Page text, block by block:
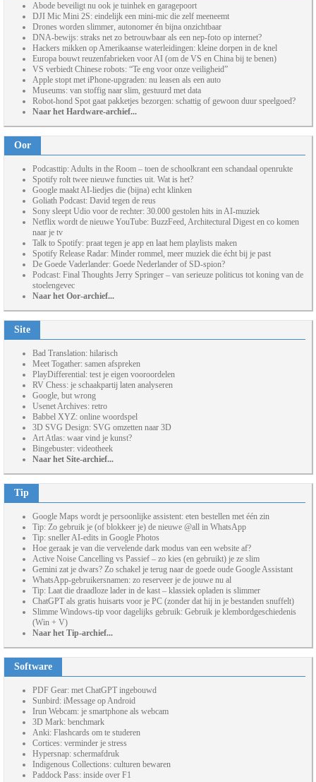
Abode beveiligt nu ook je tuinhek en garagepoort
DJI Mic Mini 2S: eindelijk een mini-mic die zelf meeneemt
Drones worden slimmer, autonomer én bijna onzichtbaar
DNA-bewijs: straks net zo betrouwbaar als een nep-foto op internet?
Hackers mikken op Amerikaanse waterleidingen: kleine dorpen in de knel
Europa bouwt reuzenfabrieken voor AI (om de VS en China bij te benen)
VS verbiedt Chinese robots: “Te eng voor onze veiligheid”
Apple stopt met iPhone-upgraden: nu leasen als een auto
Museums: van stoffig naar slim, gestuurd met data
Robot-hond Spot gaat pakketjes bezorgen: schattig of gewoon duur speelgoed?
Naar het Hardware-archief...
Oor
Podcasttip: Adults in the Room – toen de schoolkrant een schandaal openrukte
Spotify rolt twee nieuwe functies uit. Wat is het?
Google maakt AI-liedjes die (bijna) echt klinken
Goliath Podcast: David tegen de reus
Sony sleept Udio voor de rechter: 30.000 gestolen hits in AI-muziek
Netflix wordt de nieuwe YouTube: BuzzFeed, Architectural Digest en co komen
naar je tv
Talk to Spotify: praat tegen je app en laat hem playlists maken
Spotify Release Radar: Minder rommel, meer muziek die écht bij je past
De Goede Vaderlander: Goede Nederlander of SD-spion?
Podcast: Final Thoughts Jerry Springer – van serieuze politicus tot koning van de
stoelengevec
Naar het Oor-archief...
Site
Bad Translation: hilarisch
Meet Togather: samen afspreken
PlayDifferential: test je eigen vooroordelen
RV Chess: je schaakpartij laten analyseren
Google, but wrong
Usenet Archives: retro
Babbel XYZ: online woordspel
3D SVG Design: SVG omzetten naar 3D
Art Atlas: waar vind je kunst?
Bingebuster: videotheek
Naar het Site-archief...
Tip
Google Maps wordt je persoonlijke assistent: eten bestellen met één zin
Tip: Zo gebruik je (of blokkeer je) de nieuwe @all in WhatsApp
Tip: sneller AI-edits in Google Photos
Hoe geraak je van die vervelende dark modus van een website af?
Active Noise Cancelling vs Passief – zo kies (en gebruikt) je ze slim
Gemini zat je dwars? Zo schakel je terug naar de goede oude Google Assistant
WhatsApp-gebruikersnamen: zo reserveer je de jouwe nu al
Tip: Laat die draadloze lader in de kast – klassiek opladen is slimmer
ChatGPT als gratis huisarts voor je PC (zonder dat hij in je bestanden snuffelt)
Slimme Windows-tip voor dagelijks gebruik: Gebruik je klembordgeschiedenis
(Win + V)
Naar het Tip-archief...
Software
PDF Gear: met ChatGPT ingebouwd
Sunbird: iMessage op Android
Irun Webcam: je smartphone als webcam
3D Mark: benchmark
Anki: Flashcards om te studeren
Cortices: verminder je stress
Hypersnap: schermafdruk
Indigenous Collections: culturen bewaren
Paddock Pass: inside over F1